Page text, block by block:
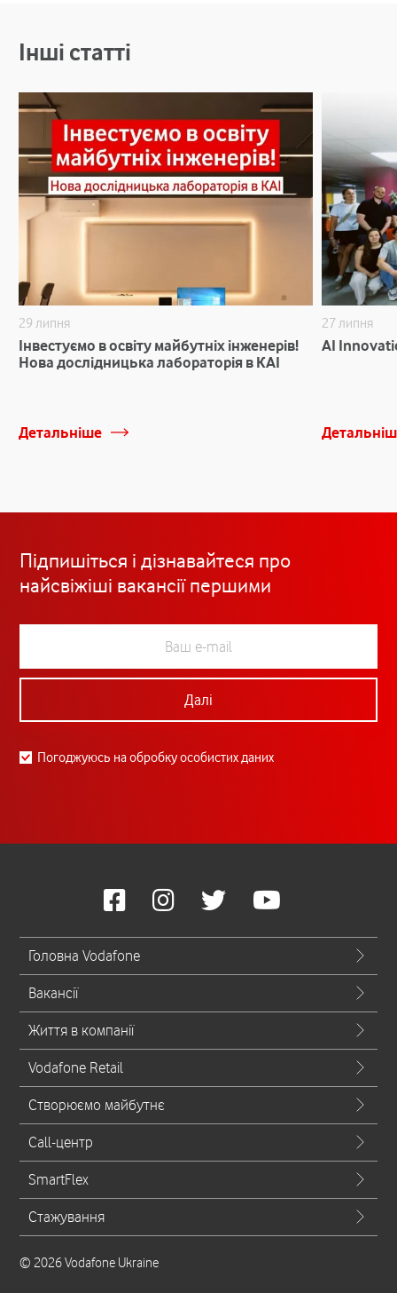
Інші статті
29 липня
Інвестуємо в освіту майбутніх інженерів!
Нова дослідницька лабораторія в КАІ
Детальніше
27 липня
AI
Підпишіться і дізнавайтеся про
найсвіжіші вакансії першими
Далі
Погоджуюсь на обробку особистих даних
Головна Vodafone
Вакансії
Життя в компанії
Vodafone Retail
Створюємо майбутнє
Call-центр
SmartFlex
Стажування
© 2026 Vodafone Ukraine